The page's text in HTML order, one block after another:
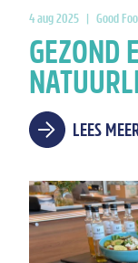
4 aug 2025 | Good
GEZOND
LEES